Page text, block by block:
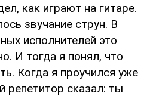
как играют на гитаре.
звучание струн. В
исполнителей это
И тогда я понял, что
Когда я проучился уже
репетитор сказал: ты